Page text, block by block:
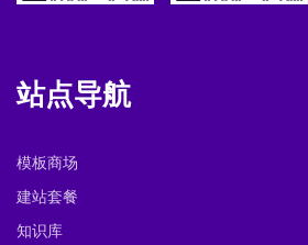
站点导航
模板商场
建站套餐
知识库